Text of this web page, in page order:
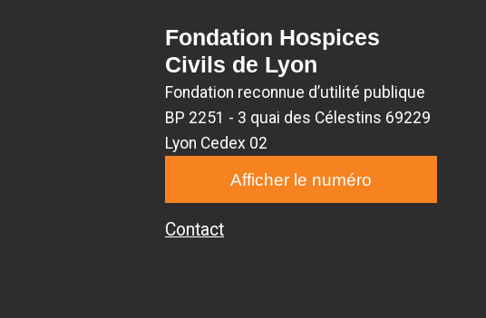
Fondation Hospices
Civils de Lyon
Fondation reconnue d’utilité publique
BP 2251 - 3 quai des Célestins 69229
Lyon Cedex 02
Afficher le numéro
Contact